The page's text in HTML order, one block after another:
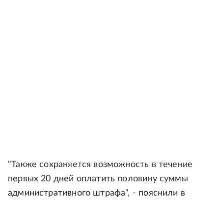
"Также сохраняется возможность в течение
первых 20 дней оплатить половину суммы
административного штрафа", - пояснили в